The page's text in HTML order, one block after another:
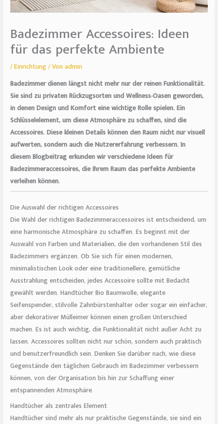
Badezimmer Accessoires: Ideen
für das perfekte Ambiente
/Einrichtung/ Vonadmin
Badezimmer dienen längst nicht mehr nur der reinen Funktionalität.
Sie sind zu privaten Rückzugsorten und Wellness-Oasen geworden,
in denen Design und Komfort eine wichtige Rolle spielen. Ein
Schlüsselelement, um diese Atmosphäre zu schaffen, sind die
Accessoires. Diese kleinen Details können den Raum nicht nur visuell
aufwerten, sondern auch die Nutzererfahrung verbessern. In
diesem Blogbeitrag erkunden wir verschiedene Ideen für
Badezimmeraccessoires, die Ihrem Raum das perfekte Ambiente
verleihen können.
Die Auswahl der richtigen Accessoires
Die Wahl der richtigen Badezimmeraccessoires ist entscheidend, um
eine harmonische Atmosphäre zu schaffen. Es beginnt mit der
Auswahl von Farben und Materialien, die den vorhandenen Stil des
Badezimmers ergänzen. Ob Sie sich für einen modernen,
minimalistischen Look oder eine traditionellere, gemütliche
Ausstrahlung entscheiden, jedes Accessoire sollte mit Bedacht
gewählt werden. Handtücher Bio Baumwolle, elegante
Seifenspender, stilvolle Zahnbürstenhalter oder sogar ein einfacher,
aber dekorativer Mülleimer können einen großen Unterschied
machen. Es ist auch wichtig, die Funktionalität nicht außer Acht zu
lassen. Accessoires sollten nicht nur schön, sondern auch praktisch
und benutzerfreundlich sein. Denken Sie darüber nach, wie diese
Gegenstände den täglichen Gebrauch im Badezimmer verbessern
können, von der Organisation bis hin zur Schaffung einer
entspannenden Atmosphäre.
Handtücher als zentrales Element
Handtücher sind mehr als nur praktische Gegenstände, sie sind ein